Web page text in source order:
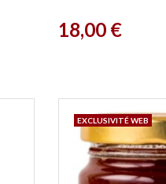
Prix
18,00 €
EXCLUSIVITÉ WEB